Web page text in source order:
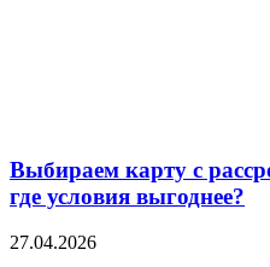
Выбираем карту с
где условия выгоднее?
27.04.2026